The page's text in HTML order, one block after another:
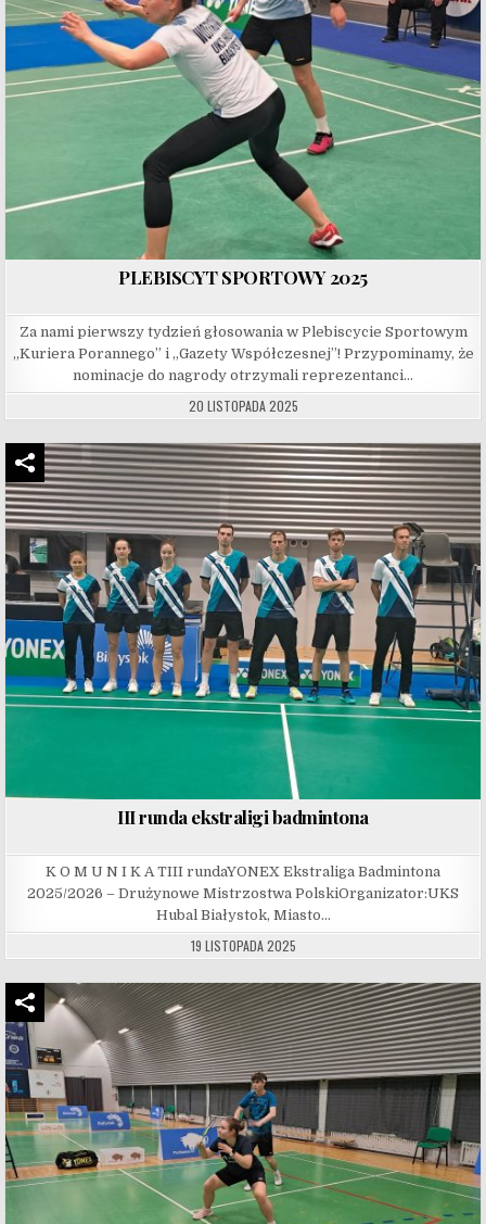
PLEBISCYT SPORTOWY 2025
Za nami pierwszy tydzień głosowania w Plebiscycie Sportowym
„Kuriera Porannego” i „Gazety Współczesnej”! Przypominamy, że
nominacje do nagrody otrzymali reprezentanci…
20 LISTOPADA 2025
III runda ekstraligi badmintona
K O M U N I K A TIII rundaYONEX Ekstraliga Badmintona
2025/2026 – Drużynowe Mistrzostwa PolskiOrganizator:UKS
Hubal Białystok, Miasto…
19 LISTOPADA 2025